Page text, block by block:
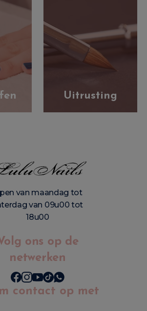
Uitrusting
van maandag tot
van 09u00 tot
18u00
ons op de
netwerken
contact op met